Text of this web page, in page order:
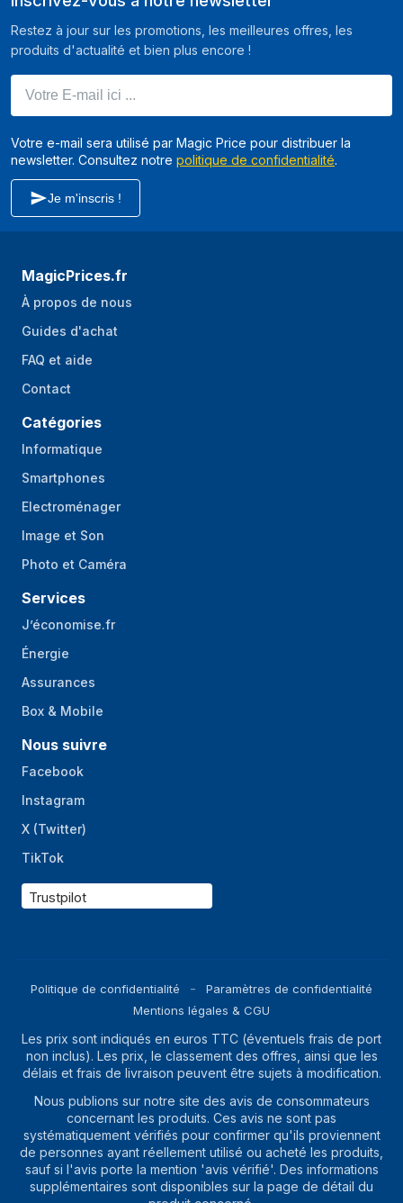
arrière
Résolution de la
seconde caméra
8 MP
Numéro
d'ouverture de la
caméra arrière
1,59
Taille de pixel de la
caméra arrière
Éléments d’optique
de caméra arrière
l'objectif de la
caméra frontale
Taille de capteur
Numéro
caméra avant
Résolution de la
capture vidéo
Cadence maximale
Mode Intervalle de
temps
Connectivité
Réseau
Capacité de la
carte SIM
Génération de
Type de carte SIM NanoSIM
Sub6, Sub6 NSA
Wifi Oui
Bluetooth Oui
Standards wifi
802.11a, 802.11b, 802.11g, Wi-Fi 4
(802.11n), Wi-Fi 5 (802.11ac), Wi-Fi 6
(802.11ax)
Modèle du
Bluetooth
5.4
Restez à jour sur les promotions, les meilleures offres, les
produits d'actualité et bien plus encore !
Votre e-mail sera utilisé par Magic Price pour distribuer la
newsletter. Consultez notre politique de confidentialité.
Je m'inscris !
MagicPrices.fr
À propos de nous
Guides d'achat
FAQ et aide
Contact
Catégories
Informatique
Smartphones
Electroménager
Image et Son
Photo et Caméra
Services
J’économise.fr
Énergie
Assurances
Box & Mobile
Nous suivre
Facebook
Instagram
X (Twitter)
TikTok
Trustpilot
Politique de confidentialité
Paramètres de confidentialité
Mentions légales & CGU
Les prix sont indiqués en euros TTC (éventuels frais de port
non inclus). Les prix, le classement des offres, ainsi que les
délais et frais de livraison peuvent être sujets à modification.
Nous publions sur notre site des avis de consommateurs
concernant les produits. Ces avis ne sont pas
systématiquement vérifiés pour confirmer qu'ils proviennent
de personnes ayant réellement utilisé ou acheté les produits,
sauf si l'avis porte la mention 'avis vérifié'. Des informations
supplémentaires sont disponibles sur la page de détail du